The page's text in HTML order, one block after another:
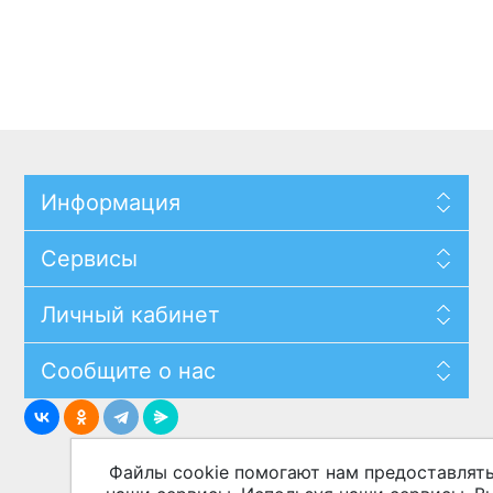
Информация
Сервисы
Личный кабинет
Сообщите о нас
Файлы cookie помогают нам